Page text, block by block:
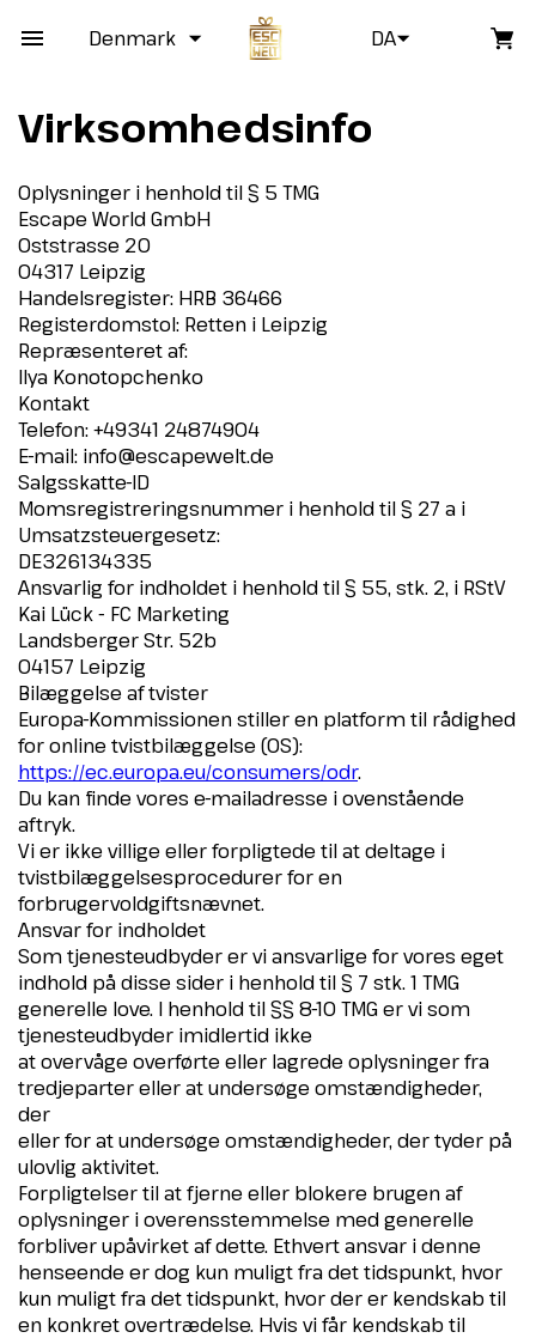
Denmark DA
Virksomhedsinfo
Oplysninger i henhold til § 5 TMG
Escape World GmbH
Oststrasse 20
04317 Leipzig
Handelsregister: HRB 36466
Registerdomstol: Retten i Leipzig
Repræsenteret af:
Ilya Konotopchenko
Kontakt
Telefon: +49341 24874904
E-mail: info@escapewelt.de
Salgsskatte-ID
Momsregistreringsnummer i henhold til § 27 a i
Umsatzsteuergesetz:
DE326134335
Ansvarlig for indholdet i henhold til § 55, stk. 2, i RStV
Kai Lück - FC Marketing
Landsberger Str. 52b
04157 Leipzig
Bilæggelse af tvister
Europa-Kommissionen stiller en platform til rådighed
for online tvistbilæggelse (OS):
https://ec.europa.eu/consumers/odr.
Du kan finde vores e-mailadresse i ovenstående
aftryk.
Vi er ikke villige eller forpligtede til at deltage i
tvistbilæggelsesprocedurer for en
forbrugervoldgiftsnævnet.
Ansvar for indholdet
Som tjenesteudbyder er vi ansvarlige for vores eget
indhold på disse sider i henhold til § 7 stk. 1 TMG
generelle love. I henhold til §§ 8-10 TMG er vi som
tjenesteudbyder imidlertid ikke
at overvåge overførte eller lagrede oplysninger fra
tredjeparter eller at undersøge omstændigheder,
der
eller for at undersøge omstændigheder, der tyder på
ulovlig aktivitet.
Forpligtelser til at fjerne eller blokere brugen af
oplysninger i overensstemmelse med generelle
forbliver upåvirket af dette. Ethvert ansvar i denne
henseende er dog kun muligt fra det tidspunkt, hvor
kun muligt fra det tidspunkt, hvor der er kendskab til
en konkret overtrædelse. Hvis vi får kendskab til